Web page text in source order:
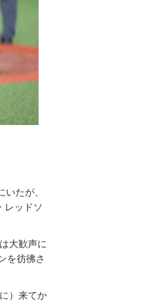
たが、
レッドソ
大歓声に
を彷彿さ
）来てか